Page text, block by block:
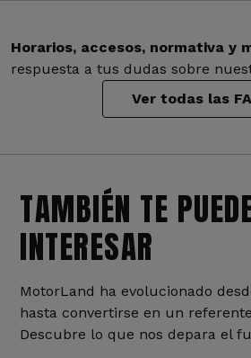
Horarios, accesos, normativa y
respuesta a tus dudas sobre
Ver todas las
TAMBIÉN TE
INTERESAR
MotorLand ha evolucionado
hasta convertirse en un
Descubre lo que nos depara el